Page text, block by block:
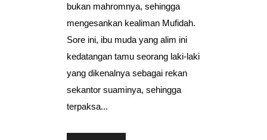
bukan mahromnya, sehingga
mengesankan kealiman Mufidah.
Sore ini, ibu muda yang alim ini
kedatangan tamu seorang laki-laki
yang dikenalnya sebagai rekan
sekantor suaminya, sehingga
terpaksa...